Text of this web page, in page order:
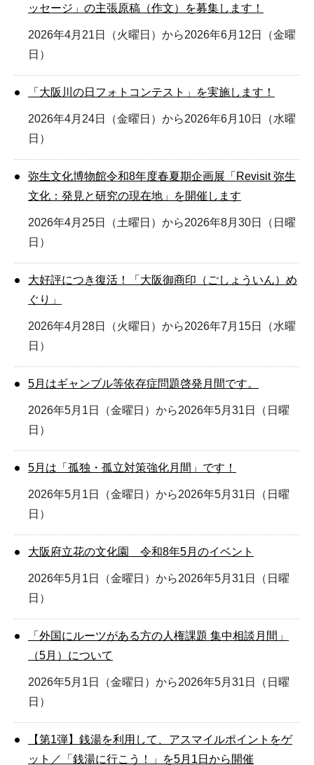
ッセージ」の主張原稿（作文）を募集します！
2026年4月21日（火曜日）から2026年6月12日（金曜
日）
「大阪川の日フォトコンテスト」を実施します！
2026年4月24日（金曜日）から2026年6月10日（水曜
日）
弥生文化博物館令和8年度春夏期企画展「Revisit 弥生
文化：発見と研究の現在地」を開催します
2026年4月25日（土曜日）から2026年8月30日（日曜
日）
大好評につき復活！「大阪御商印（ごしょういん）め
ぐり」
2026年4月28日（火曜日）から2026年7月15日（水曜
日）
5月はギャンブル等依存症問題啓発月間です。
2026年5月1日（金曜日）から2026年5月31日（日曜
日）
5月は「孤独・孤立対策強化月間」です！
2026年5月1日（金曜日）から2026年5月31日（日曜
日）
大阪府立花の文化園 令和8年5月のイベント
2026年5月1日（金曜日）から2026年5月31日（日曜
日）
「外国にルーツがある方の人権課題 集中相談月間」
（5月）について
2026年5月1日（金曜日）から2026年5月31日（日曜
日）
【第1弾】銭湯を利用して、アスマイルポイントをゲ
ット／「銭湯に行こう！」を5月1日から開催